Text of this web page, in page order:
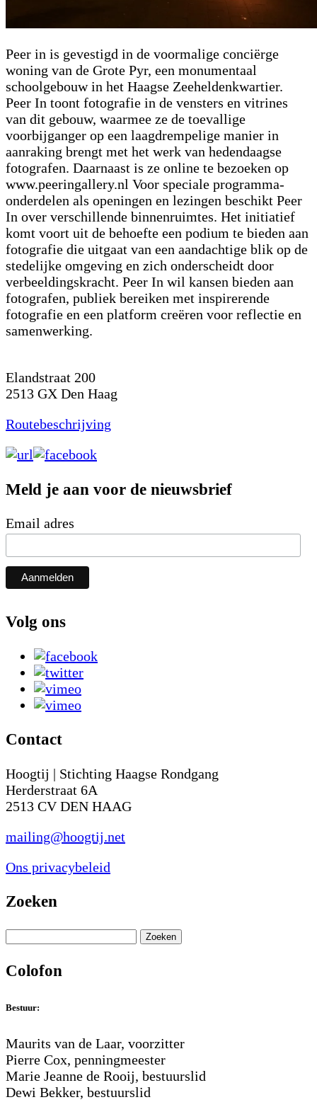
Peer in is gevestigd in de voormalige conciërge
woning van de Grote Pyr, een monumentaal
schoolgebouw in het Haagse Zeeheldenkwartier.
Peer In toont fotografie in de vensters en vitrines
van dit gebouw, waarmee ze de toevallige
voorbijganger op een laagdrempelige manier in
aanraking brengt met het werk van hedendaagse
fotografen. Daarnaast is ze online te bezoeken op
www.peeringallery.nl Voor speciale programma-
onderdelen als openingen en lezingen beschikt Peer
In over verschillende binnenruimtes. Het initiatief
komt voort uit de behoefte een podium te bieden aan
fotografie die uitgaat van een aandachtige blik op de
stedelijke omgeving en zich onderscheidt door
verbeeldingskracht. Peer In wil kansen bieden aan
fotografen, publiek bereiken met inspirerende
fotografie en een platform creëren voor reflectie en
samenwerking.
Elandstraat 200
2513 GX Den Haag
Routebeschrijving
Meld je aan voor de nieuwsbrief
Email adres
Volg ons
Contact
Hoogtij | Stichting Haagse Rondgang
Herderstraat 6A
2513 CV DEN HAAG
mailing@hoogtij.net
Ons privacybeleid
Zoeken
Zoeken
Colofon
Bestuur:
Maurits van de Laar, voorzitter
Pierre Cox, penningmeester
Marie Jeanne de Rooij, bestuurslid
Dewi Bekker, bestuurslid